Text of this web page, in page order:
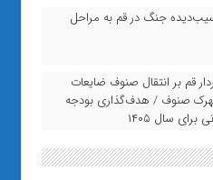
جنگ در قم به مراحل
قم بر انتقال صنوف ضایعات
صنوف / هدف‌گذاری بودجه